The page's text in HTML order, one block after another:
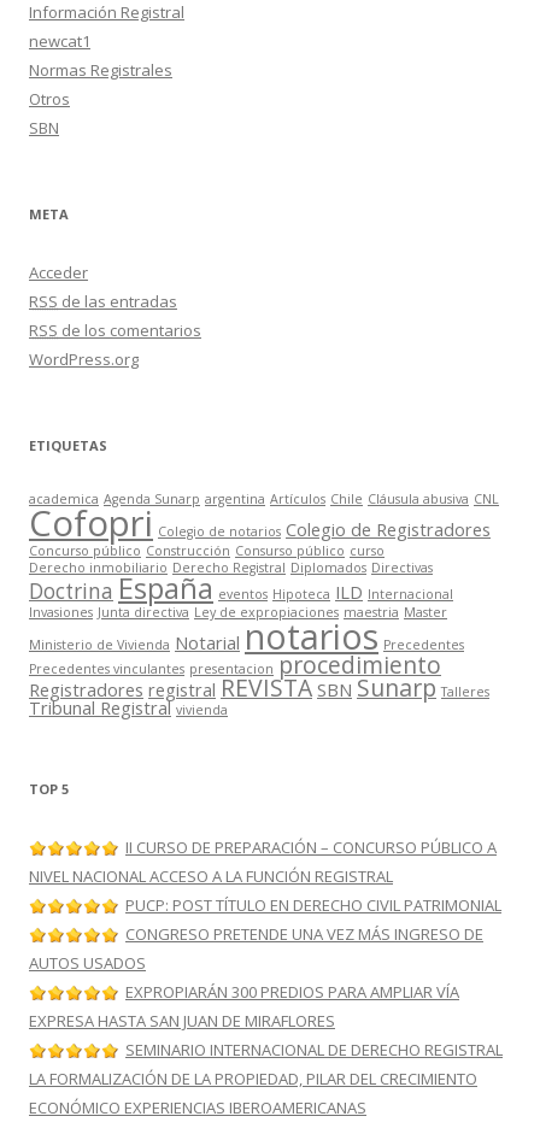
Información Registral
newcat1
Normas Registrales
Otros
SBN
META
Acceder
RSS de las entradas
RSS de los comentarios
WordPress.org
ETIQUETAS
academica Agenda Sunarp argentina Artículos Chile Cláusula abusiva CNL
Cofopri Colegio de notarios Colegio de Registradores
Concurso público Construcción Consurso público curso
Derecho inmobiliario Derecho Registral Diplomados Directivas
Doctrina España eventos Hipoteca ILD Internacional
Invasiones Junta directiva Ley de expropiaciones maestria Master
Ministerio de Vivienda Notarial notarios Precedentes
Precedentes vinculantes presentacion procedimiento
Registradores registral REVISTA SBN Sunarp Talleres
Tribunal Registral vivienda
TOP 5
II CURSO DE PREPARACIÓN – CONCURSO PÚBLICO A
NIVEL NACIONAL ACCESO A LA FUNCIÓN REGISTRAL
PUCP: POST TÍTULO EN DERECHO CIVIL PATRIMONIAL
CONGRESO PRETENDE UNA VEZ MÁS INGRESO DE
AUTOS USADOS
EXPROPIARÁN 300 PREDIOS PARA AMPLIAR VÍA
EXPRESA HASTA SAN JUAN DE MIRAFLORES
SEMINARIO INTERNACIONAL DE DERECHO REGISTRAL
LA FORMALIZACIÓN DE LA PROPIEDAD, PILAR DEL CRECIMIENTO
ECONÓMICO EXPERIENCIAS IBEROAMERICANAS